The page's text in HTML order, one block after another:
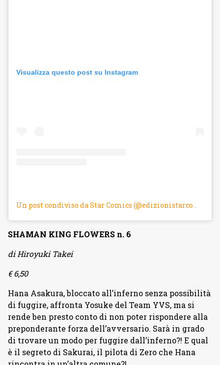
Visualizza questo post su Instagram
Un post condiviso da Star Comics (@edizionistarcomics)
SHAMAN KING FLOWERS n. 6
di Hiroyuki Takei
€ 6,50
Hana Asakura, bloccato all’inferno senza possibilità
di fuggire, affronta Yosuke del Team YVS, ma si
rende ben presto conto di non poter rispondere alla
preponderante forza dell’avversario. Sarà in grado
di trovare un modo per fuggire dall’inferno?! E qual
è il segreto di Sakurai, il pilota di Zero che Hana